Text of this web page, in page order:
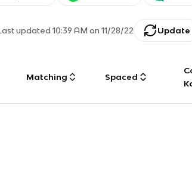
updated10:39 AM on 11/28/22 Update
Matching Spaced